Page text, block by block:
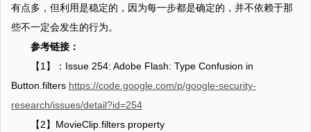
有点多，但利用是稳定的，因为每一步都是确定的，并不依赖于那
些不一定会发生的行为。
参考链接：
【1】：Issue 254: Adobe Flash: Type Confusion in
Button.filters https://code.google.com/p/google-security-
research/issues/detail?id=254
【2】MovieClip.filters property